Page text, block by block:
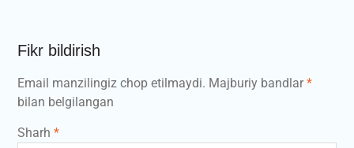
Fikr bildirish
Email manzilingiz chop etilmaydi. Majburiy bandlar*
bilan belgilangan
Sharh *